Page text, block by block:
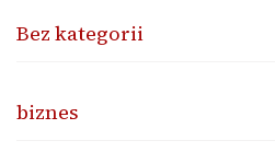
Bez kategorii
biznes